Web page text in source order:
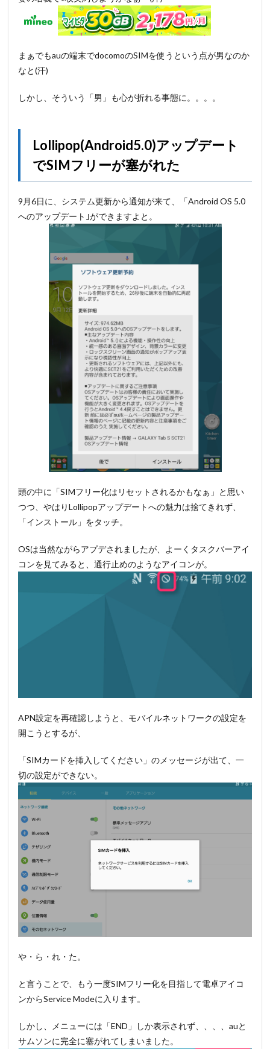
まぁでもauの端末でdocomoのSIMを使うという点が男なのか
なと(汗)
しかし、そういう「男」も心が折れる事態に。。。。
Lollipop(Android5.0)アップデート
でSIMフリーが塞がれた
9月6日に、システム更新から通知が来て、「Android OS 5.0
へのアップデート｣ができますよと。
頭の中に「SIMフリー化はリセットされるかもなぁ」と思い
つつ、やはりLollipopアップデートへの魅力は捨てきれず、
「インストール」をタッチ。
OSは当然ながらアプデされましたが、よーくタスクバーアイ
コンを見てみると、通行止めのようなアイコンが。
APN設定を再確認しようと、モバイルネットワークの設定を
開こうとするが、
「SIMカードを挿入してください」のメッセージが出て、一
切の設定ができない。
や・ら・れ・た。
と言うことで、もう一度SIMフリー化を目指して電卓アイコ
ンからService Modeに入ります。
しかし、メニューには「END」しか表示されず、、、、auと
サムソンに完全に塞がれてしまいました。